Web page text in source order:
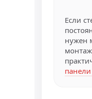
Если
нужен